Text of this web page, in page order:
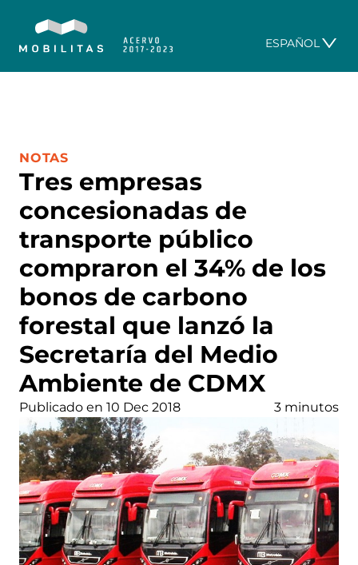
ESPAÑOL
Tres empresas
concesionadas de
transporte público
compraron el 34% de los
bonos de carbono
forestal que lanzó la
Secretaría del Medio
Ambiente de CDMX
CATEGORÍA:
NOTAS
Publicado en 10 Dec 2018 3 minutos